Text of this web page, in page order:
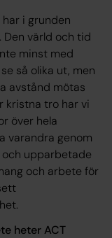
i grunden
Den värld och tid
minst med
så olika ut, men
avstånd mötas
kristna tro har vi
över hela
varandra genom
upparbetade
och arbete för
heter ACT